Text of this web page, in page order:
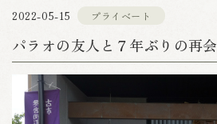
2022-05-15 プライベート
パラオの友人と７年ぶりの再会